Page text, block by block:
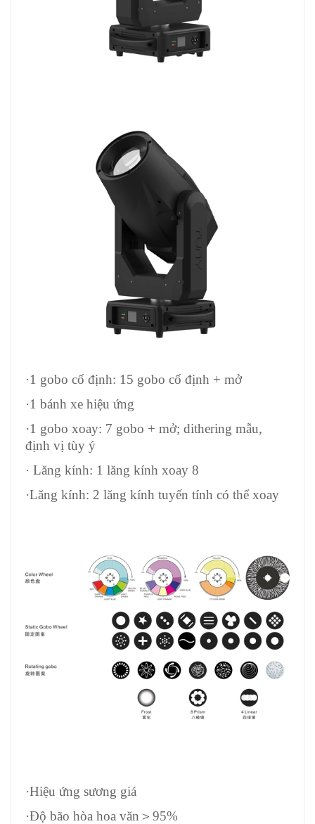
·1 gobo cố định: 15 gobo cố định + mở
·1 bánh xe hiệu ứng
·1 gobo xoay: 7 gobo + mở; dithering mẫu,
định vị tùy ý
· Lăng kính: 1 lăng kính xoay 8
·Lăng kính: 2 lăng kính tuyến tính có thể xoay
·Hiệu ứng sương giá
·Độ bão hòa hoa văn ＞ 95%